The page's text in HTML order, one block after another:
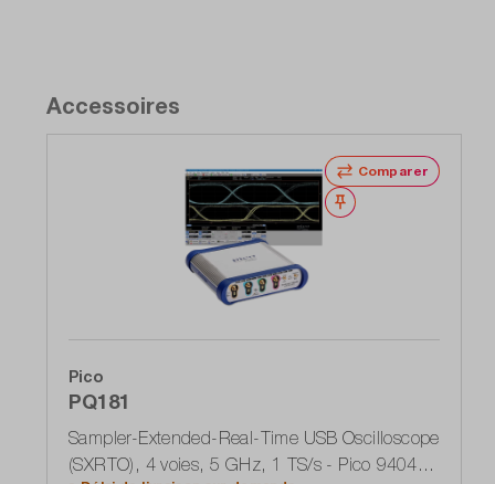
Accessoires
Comparer
Noter
Pico
PQ181
Sampler-Extended-Real-Time USB Oscilloscope
(SXRTO), 4 voies, 5 GHz, 1 TS/s - Pico 9404-